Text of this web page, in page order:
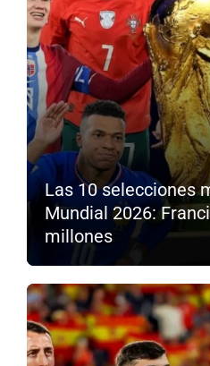
Las 10 selecciones
Mundial 2026:
millones